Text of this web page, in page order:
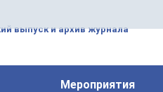
техническим
нефтехимических,
выпуск и архив журнала
Мероприятия